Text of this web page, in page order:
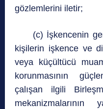
gözlemlerini iletir;
(c) İşkencenin
kişilerin işkence ve
veya küçültücü
korunmasının
çalışan ilgili
mekanizmalarının